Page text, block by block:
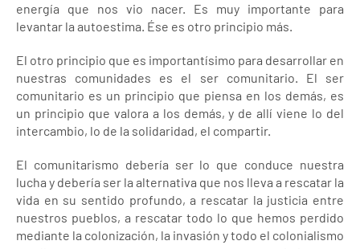
energía que nos vio nacer. Es muy importante para
levantar la autoestima. Ése es otro principio más.
El otro principio que es importantísimo para desarrollar en
nuestras comunidades es el ser comunitario. El ser
comunitario es un principio que piensa en los demás, es
un principio que valora a los demás, y de allí viene lo del
intercambio, lo de la solidaridad, el compartir.
El comunitarismo debería ser lo que conduce nuestra
lucha y debería ser la alternativa que nos lleva a rescatar la
vida en su sentido profundo, a rescatar la justicia entre
nuestros pueblos, a rescatar todo lo que hemos perdido
mediante la colonización, la invasión y todo el colonialismo